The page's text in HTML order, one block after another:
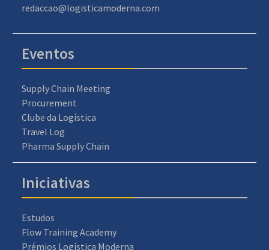
redaccao@logisticamoderna.com
Eventos
Supply Chain Meeting
Procurement
Clube da Logística
Travel Log
Pharma Supply Chain
Iniciativas
Estudos
Flow Training Academy
Prémios Logística Moderna